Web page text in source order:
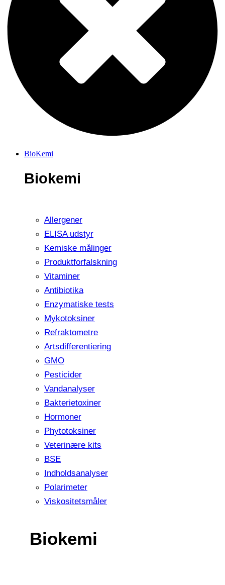
BioKemi
Biokemi
Allergener
ELISA udstyr
Kemiske målinger
Produktforfalskning
Vitaminer
Antibiotika
Enzymatiske tests
Mykotoksiner
Refraktometre
Artsdifferentiering
GMO
Pesticider
Vandanalyser
Bakterietoxiner
Hormoner
Phytotoksiner
Veterinære kits
BSE
Indholdsanalyser
Polarimeter
Viskositetsmåler
Biokemi